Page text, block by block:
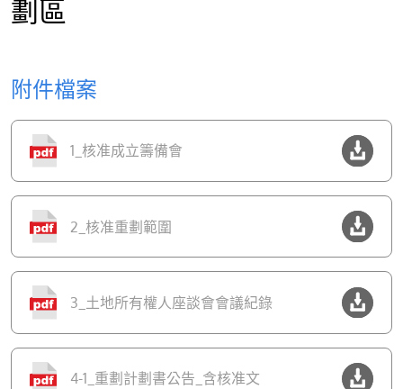
劃區
附件檔案
1_核准成立籌備會
2_核准重劃範圍
3_土地所有權人座談會會議紀錄
4-1_重劃計劃書公告_含核准文